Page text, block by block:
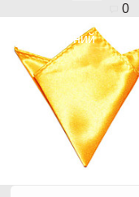
0
Популярний